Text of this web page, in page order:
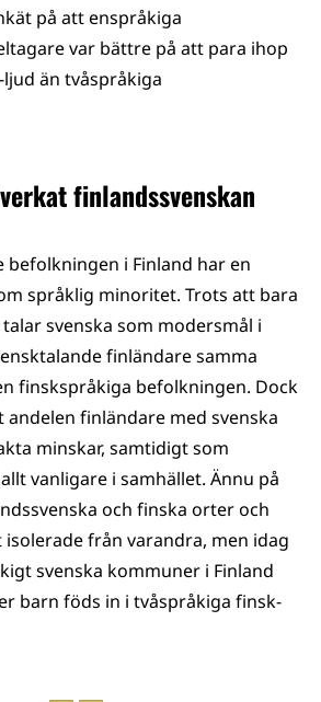
på att enspråkiga
var bättre på att para ihop
än tvåspråkiga
finlandssvenskan
befolkningen i Finland har en
språklig minoritet. Trots att bara
svenska som modersmål i
finländare samma
finskspråkiga befolkningen. Dock
finländare med svenska
minskar, samtidigt som
vanligare i samhället. Ännu på
och finska orter och
från varandra, men idag
svenska kommuner i Finland
barn föds in i tvåspråkiga finsk-